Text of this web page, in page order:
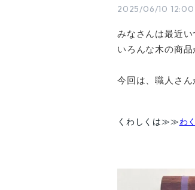
2025/06/10 12:00
みなさんは最近い
いろんな木の商
今回は、職人さん
くわしくは≫≫わ